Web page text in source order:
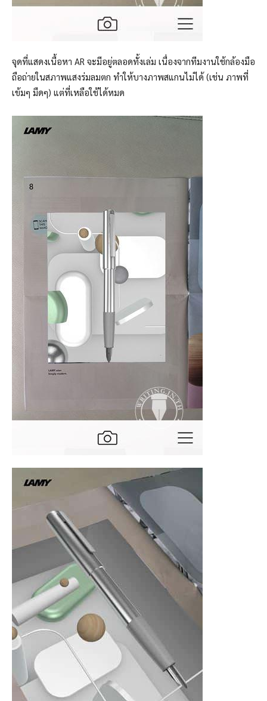
จุดที่แสดงเนื้อหา AR จะมีอยู่ตลอดทั้งเล่ม เนื่องจากทีมงานใช้กล้องมือ
ถือถ่ายในสภาพแสงร่มลมตก ทำให้บางภาพสแกนไม่ได้ (เช่น ภาพที่
เข้มๆ มืดๆ) แต่ที่เหลือใช้ได้หมด